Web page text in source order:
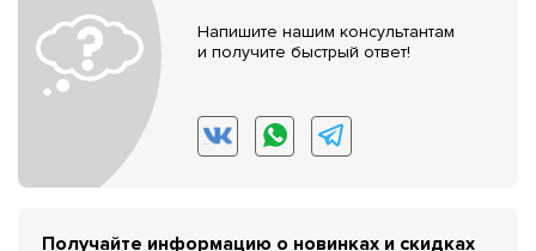
Напишите нашим консультантам
и получите быстрый ответ!
Получайте информацию о новинках и скидках